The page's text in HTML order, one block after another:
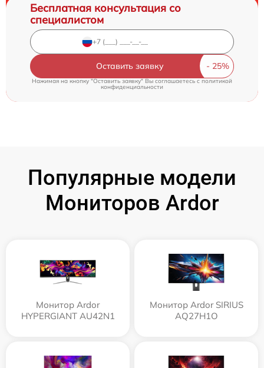
Бесплатная консультация со
специалистом
Оставить заявку
Нажимая на кнопку "Оставить заявку" Вы соглашаетесь cполитикой
конфиденциальности
Популярные модели
Мониторов Ardor
Монитор Ardor
HYPERGIANT AU42N1
Монитор Ardor SIRIUS
AQ27H1O